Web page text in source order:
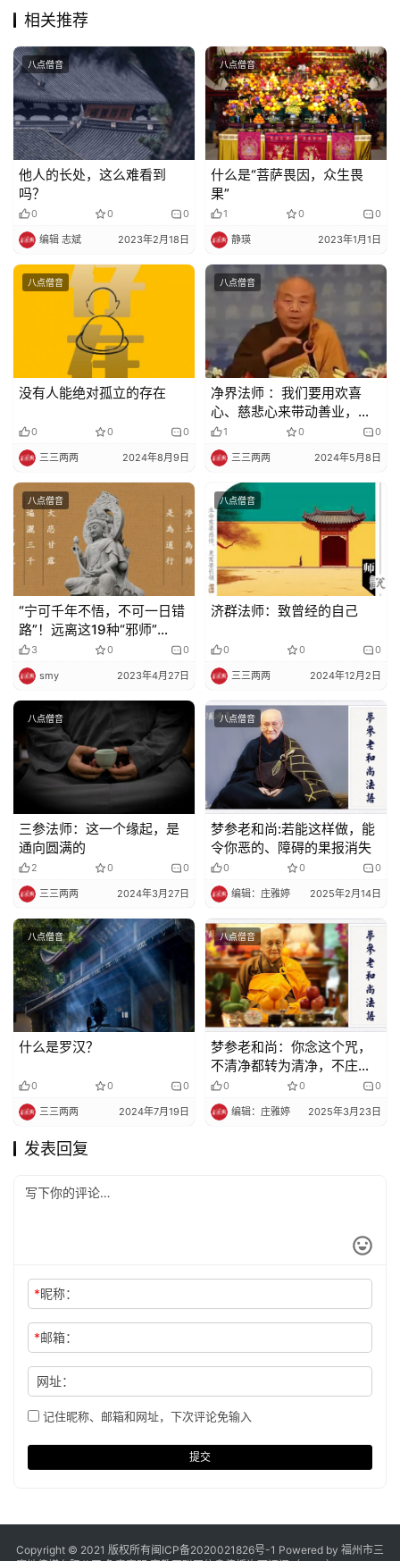
相关推荐
八点僧音
他人的长处，这么难看到
吗？
0 0 0
编辑 志斌 2023年2月18日
八点僧音
什么是“菩萨畏因，众生畏
果”
1 0 0
静瑛 2023年1月1日
八点僧音
没有人能绝对孤立的存在
0 0 0
三三两两 2024年8月9日
八点僧音
净界法师 ：我们要用欢喜
心、慈悲心来带动善业，这
样我们的果报会比较圆满。
1 0 0
三三两两 2024年5月8日
八点僧音
“宁可千年不悟，不可一日错
路”！远离这19种“邪师”
（二）
3 0 0
smy 2023年4月27日
八点僧音
济群法师：致曾经的自己
0 0 0
三三两两 2024年12月2日
八点僧音
三参法师：这一个缘起，是
通向圆满的
2 0 0
三三两两 2024年3月27日
八点僧音
梦参老和尚:若能这样做，能
令你恶的、障碍的果报消失
0 0 0
编辑：庄雅婷 2025年2月14日
八点僧音
什么是罗汉？
0 0 0
三三两两 2024年7月19日
八点僧音
梦参老和尚：你念这个咒，
不清净都转为清净，不庄严
转为庄严
0 0 0
编辑：庄雅婷 2025年3月23日
发表回复
*昵称：
*邮箱：
网址：
记住昵称、邮箱和网址，下次评论免输入
提交
Copyright © 2021 版权所有闽ICP备2020021826号-1 Powered by 福州市三